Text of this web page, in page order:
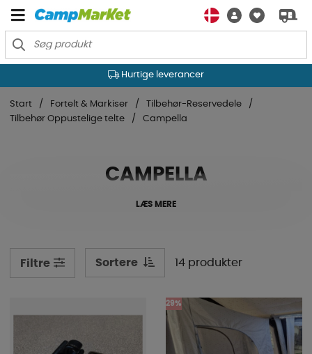
Hurtige leverancer
Start Fortelt & Markiser
Tilbehør-Reservedele
Tilbehør Oppustelige telte
Campella
CAMPELLA
LÆS MERE
Filtre Sortere 14 produkter
29%